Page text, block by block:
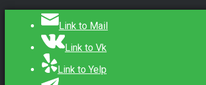
Link to Mail
Link to Vk
Link to Yelp